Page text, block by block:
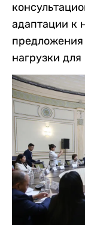
адаптации к
предложения
нагрузки